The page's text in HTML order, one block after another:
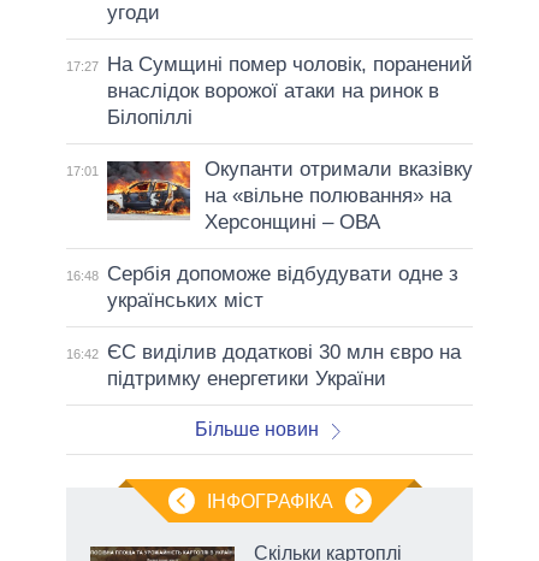
угоди
17:27
На Сумщині помер чоловік, поранений
внаслідок ворожої атаки на ринок в
Білопіллі
17:01
Окупанти отримали вказівку
на «вільне полювання» на
Херсонщині – ОВА
16:48
Сербія допоможе відбудувати одне з
українських міст
16:42
ЄС виділив додаткові 30 млн євро на
підтримку енергетики України
Більше новин
ІНФОГРАФІКА
Скільки картоплі